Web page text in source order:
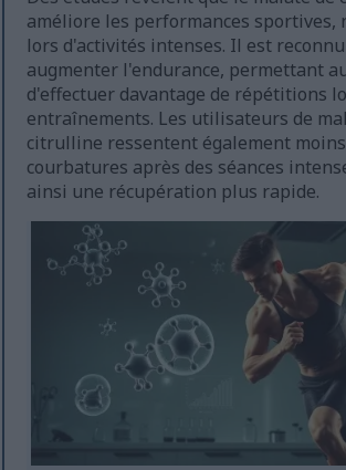
améliore les performances sportives,
lors d'activités intenses. Il est
augmenter l'endurance, permettant
d'effectuer davantage de répétitions
entraînements. Les utilisateurs de
citrulline ressentent également
courbatures après des séances
ainsi une récupération plus rapide.